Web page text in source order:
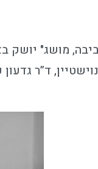
מושג" יושק
ד”ר